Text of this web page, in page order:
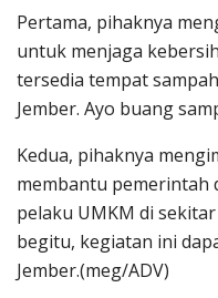
Pertama, pihaknya
untuk menjaga
tersedia tempat
Jember. Ayo buang
Kedua, pihaknya
membantu pemerintah
pelaku UMKM di
begitu, kegiatan ini
Jember.(meg/ADV)